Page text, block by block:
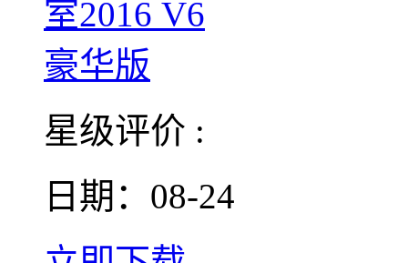
星级评价 :
日期：08-24